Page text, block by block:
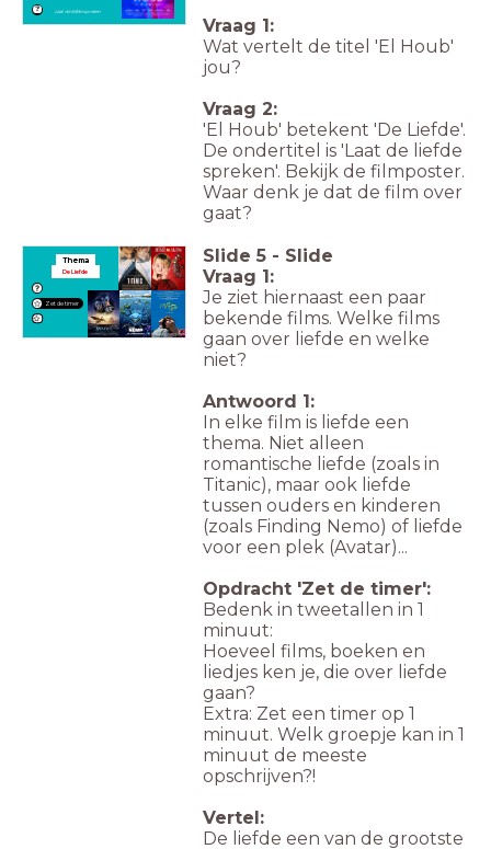
Laat de liefde spreken
Vraag 1:
Wat vertelt de titel 'El Houb'
jou?
Vraag 2:
'El Houb' betekent 'De Liefde'.
De ondertitel is 'Laat de liefde
spreken'. Bekijk de filmposter.
Waar denk je dat de film over
gaat?
De Liefde
Thema
Zet de timer
Slide 5 - Slide
Vraag 1:
Je ziet hiernaast een paar
bekende films. Welke films
gaan over liefde en welke
niet?
Antwoord 1:
In elke film is liefde een
thema. Niet alleen
romantische liefde (zoals in
Titanic), maar ook liefde
tussen ouders en kinderen
(zoals Finding Nemo) of liefde
voor een plek (Avatar)...
Opdracht 'Zet de timer':
Bedenk in tweetallen in 1
minuut:
Hoeveel films, boeken en
liedjes ken je, die over liefde
gaan?
Extra: Zet een timer op 1
minuut. Welk groepje kan in 1
minuut de meeste
opschrijven?!
Vertel:
De liefde een van de grootste